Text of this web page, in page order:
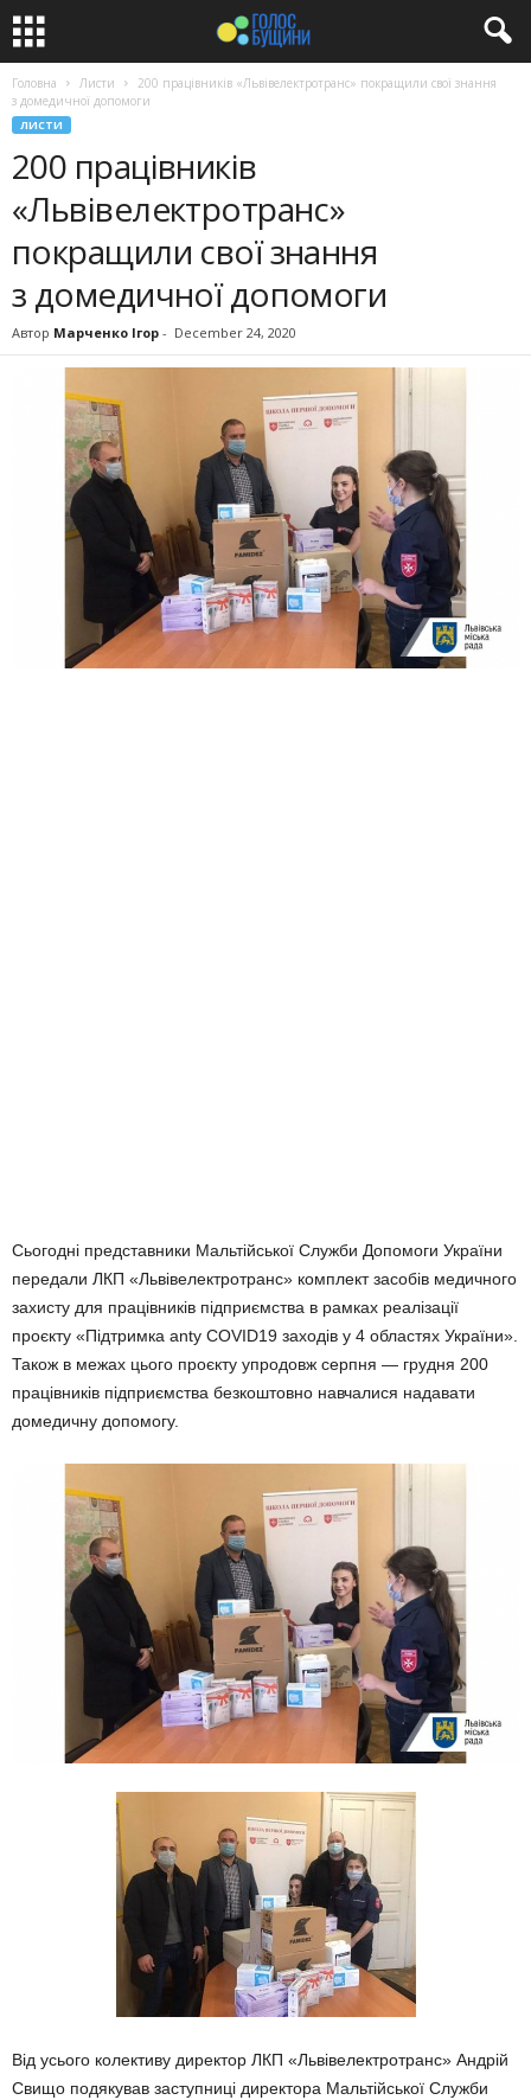
Головна Листи
200 працівників «Львівелектротранс» покращили свої знання
з домедичної допомоги
ЛИСТИ
200 працівників
«Львівелектротранс»
покращили свої знання
з домедичної допомоги
Автор Марченко Ігор - December 24, 2020
Сьогодні представники Мальтійської Служби Допомоги України
передали ЛКП «Львівелектротранс» комплект засобів медичного
захисту для працівників підприємства в рамках реалізації
проєкту «Підтримка anty COVID19 заходів у 4 областях України».
Також в межах цього проєкту упродовж серпня — грудня 200
працівників підприємства безкоштовно навчалися надавати
домедичну допомогу.
Від усього колективу директор ЛКП «Львівелектротранс» Андрій
Свищо подякував заступниці директора Мальтійської Служби